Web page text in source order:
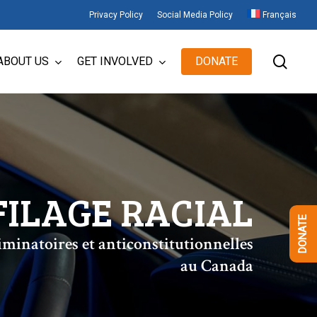
Privacy Policy Social Media Policy Français
US GET INVOLVED DONATE
RACIAL
et anticonstitutionnelles
au Canada
DONATE